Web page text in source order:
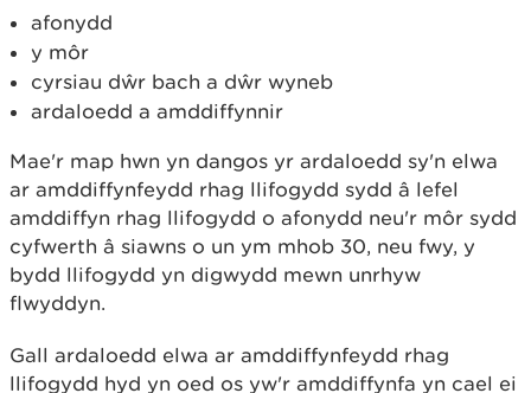
afonydd
y môr
cyrsiau dŵr bach a dŵr wyneb
ardaloedd a amddiffynnir
Mae'r map hwn yn dangos yr ardaloedd sy'n elwa
ar amddiffynfeydd rhag llifogydd sydd â lefel
amddiffyn rhag llifogydd o afonydd neu'r môr sydd
cyfwerth â siawns o un ym mhob 30, neu fwy, y
bydd llifogydd yn digwydd mewn unrhyw
flwyddyn.
Gall ardaloedd elwa ar amddiffynfeydd rhag
llifogydd hyd yn oed os yw'r amddiffynfa yn cael ei